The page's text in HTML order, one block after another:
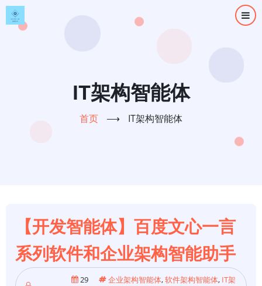
跳
转
IT架构智能体
首页 ⟶ IT架构智能体
【开发智能体】百度文心一言
系列软件和企业架构智能助手
29
企业架构智能体,软件架构智能体, IT架